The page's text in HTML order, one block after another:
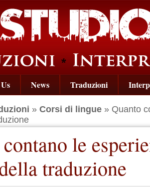
News Traduzioni
» Corsi di lingue » Quanto
le
traduzione